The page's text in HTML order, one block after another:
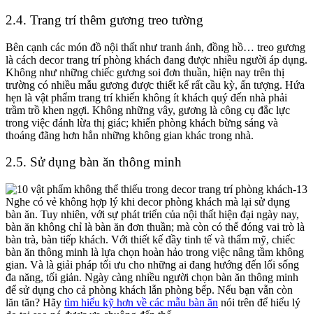
2.4. Trang trí thêm gương treo tường
Bên cạnh các món đồ nội thất như tranh ảnh, đồng hồ… treo gương
là cách decor trang trí phòng khách đang được nhiều người áp dụng.
Không như những chiếc gương soi đơn thuần, hiện nay trên thị
trường có nhiều mẫu gương được thiết kế rất cầu kỳ, ấn tượng. Hứa
hẹn là vật phẩm trang trí khiến không ít khách quý đến nhà phải
trầm trồ khen ngợi. Không những vây, gương là công cụ đắc lực
trong việc đánh lừa thị giác; khiến phòng khách bừng sáng và
thoáng đãng hơn hẳn những không gian khác trong nhà.
2.5. Sử dụng bàn ăn thông minh
Nghe có vẻ không hợp lý khi decor phòng khách mà lại sử dụng
bàn ăn. Tuy nhiên, với sự phát triển của nội thất hiện đại ngày nay,
bàn ăn không chỉ là bàn ăn đơn thuần; mà còn có thể đóng vai trò là
bàn trà, bàn tiếp khách. Với thiết kế đầy tinh tế và thẩm mỹ, chiếc
bàn ăn thông minh là lựa chọn hoàn hảo trong việc nâng tầm không
gian. Và là giải pháp tối ưu cho những ai đang hướng đến lối sống
đa năng, tối giản. Ngày càng nhiều người chọn bàn ăn thông minh
để sử dụng cho cả phòng khách lẫn phòng bếp. Nếu bạn vẫn còn
lăn tăn? Hãy tìm hiểu kỹ hơn về các mẫu bàn ăn nói trên để hiểu lý